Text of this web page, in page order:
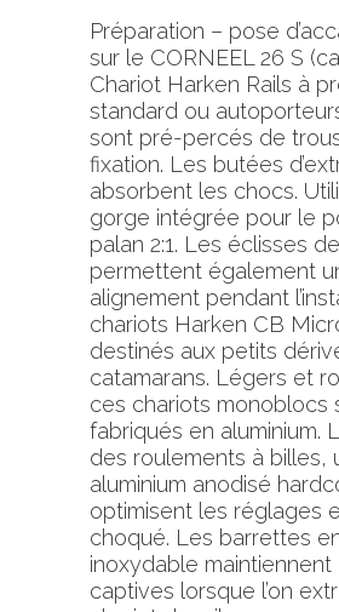
Préparation – pose
sur le CORNEEL 26 S
Chariot Harken Rails à
standard ou
sont pré-percés de
fixation. Les butées
absorbent les chocs.
gorge intégrée pour le
palan 2:1. Les éclisses
permettent également
alignement pendant
chariots Harken CB
destinés aux petits
catamarans. Légers et
ces chariots monoblocs
fabriqués en aluminium.
des roulements à billes,
aluminium anodisé
optimisent les réglages
choqué. Les barrettes
inoxydable maintiennent
captives lorsque l’on